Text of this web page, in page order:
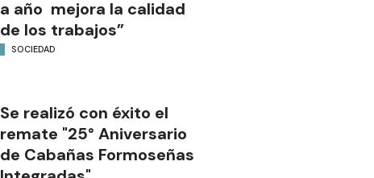
a año mejora la calidad
de los trabajos”
SOCIEDAD
Se realizó con éxito el
remate "25° Aniversario
de Cabañas Formoseñas